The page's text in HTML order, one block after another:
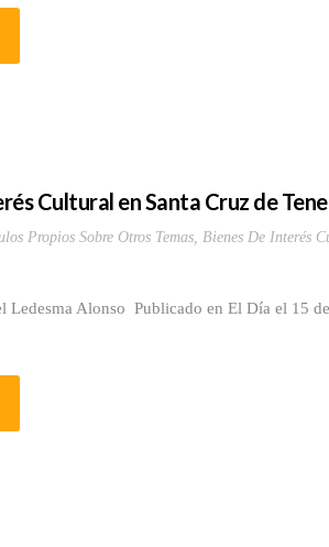
Cultural en Santa Cruz de
Propios Sobre Otros Temas, Bienes De Interés
Ledesma Alonso Publicado en El Día el 15